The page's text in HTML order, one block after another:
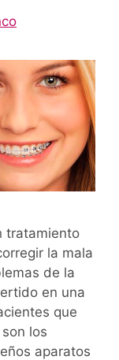
tratamiento
la mala
de la
en una
que
los
aparatos